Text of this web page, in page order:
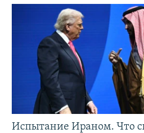
Испытание Ираном. Что